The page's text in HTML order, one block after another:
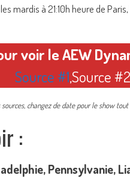
mardis à 21:10h heure de
voir le AEW
Source #1,Source #2
changez de date pour le show
:
Pennsylvanie,